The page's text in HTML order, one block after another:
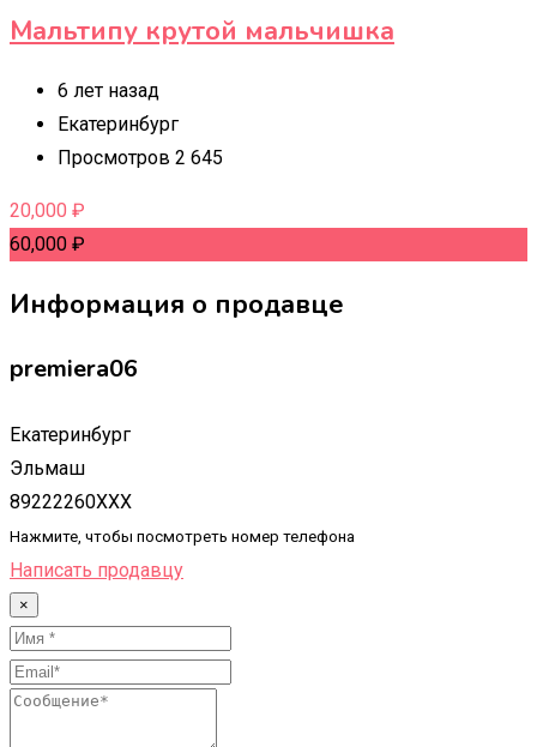
Мальтипу крутой мальчишка
6 лет назад
Екатеринбург
Просмотров 2 645
20,000 ₽
60,000 ₽
Информация о продавце
premiera06
Екатеринбург
Эльмаш
89222260XXX
Нажмите, чтобы посмотреть номер телефона
Написать продавцу
×